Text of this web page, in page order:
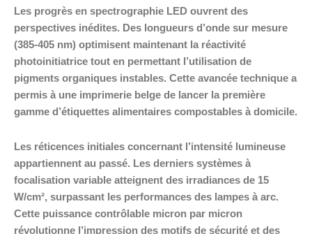
Les progrès en spectrographie LED ouvrent des
perspectives inédites. Des longueurs d’onde sur mesure
(385-405 nm) optimisent maintenant la réactivité
photoinitiatrice tout en permettant l’utilisation de
pigments organiques instables. Cette avancée technique a
permis à une imprimerie belge de lancer la première
gamme d’étiquettes alimentaires compostables à domicile.
Les réticences initiales concernant l’intensité lumineuse
appartiennent au passé. Les derniers systèmes à
focalisation variable atteignent des irradiances de 15
W/cm², surpassant les performances des lampes à arc.
Cette puissance contrôlable micron par micron
révolutionne l’impression des motifs de sécurité et des